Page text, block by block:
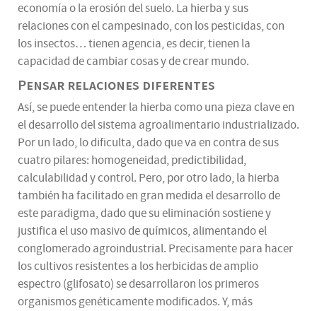
economía o la erosión del suelo. La hierba y sus
relaciones con el campesinado, con los pesticidas, con
los insectos… tienen agencia, es decir, tienen la
capacidad de cambiar cosas y de crear mundo.
Pensar relaciones diferentes
Así, se puede entender la hierba como una pieza clave en
el desarrollo del sistema agroalimentario industrializado.
Por un lado, lo dificulta, dado que va en contra de sus
cuatro pilares: homogeneidad, predictibilidad,
calculabilidad y control. Pero, por otro lado, la hierba
también ha facilitado en gran medida el desarrollo de
este paradigma, dado que su eliminación sostiene y
justifica el uso masivo de químicos, alimentando el
conglomerado agroindustrial. Precisamente para hacer
los cultivos resistentes a los herbicidas de amplio
espectro (glifosato) se desarrollaron los primeros
organismos genéticamente modificados. Y, más